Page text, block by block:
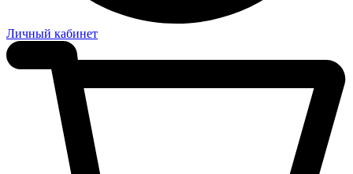
Личный кабинет